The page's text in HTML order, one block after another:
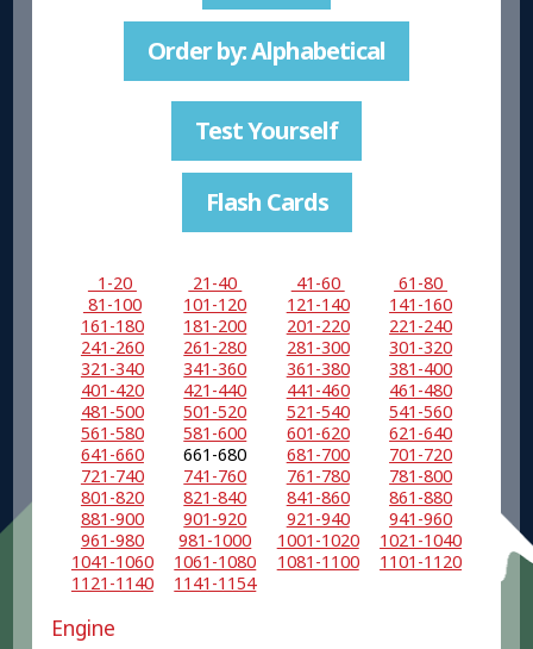
Order by: Alphabetical
Test Yourself
Flash Cards
1-20 21-40 41-60
61-80
81-100
101-120 121-140
141-160
161-180
181-200 201-220
221-240
241-260
261-280 281-300
301-320
321-340
341-360 361-380
381-400
401-420
421-440 441-460
461-480
481-500
501-520 521-540
541-560
561-580
581-600 601-620
621-640
641-660
661-680 681-700
701-720
721-740
741-760 761-780
781-800
801-820
821-840 841-860
861-880
881-900
901-920 921-940
941-960
961-980
981-1000 1001-1020
1021-1040
1041-1060
1061-1080 1081-1100
1101-1120
1121-1140
1141-1154
Engine